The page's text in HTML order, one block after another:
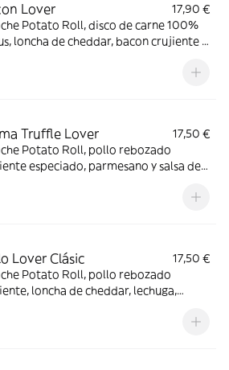
Lover
17,90 €
Potato Roll, disco de carne 100%
loncha de cheddar, bacon crujiente y
Truffle Lover
17,50 €
Potato Roll, pollo rebozado
especiado, parmesano y salsa de
Lover Clásic
17,50 €
Potato Roll, pollo rebozado
loncha de cheddar, lechuga,